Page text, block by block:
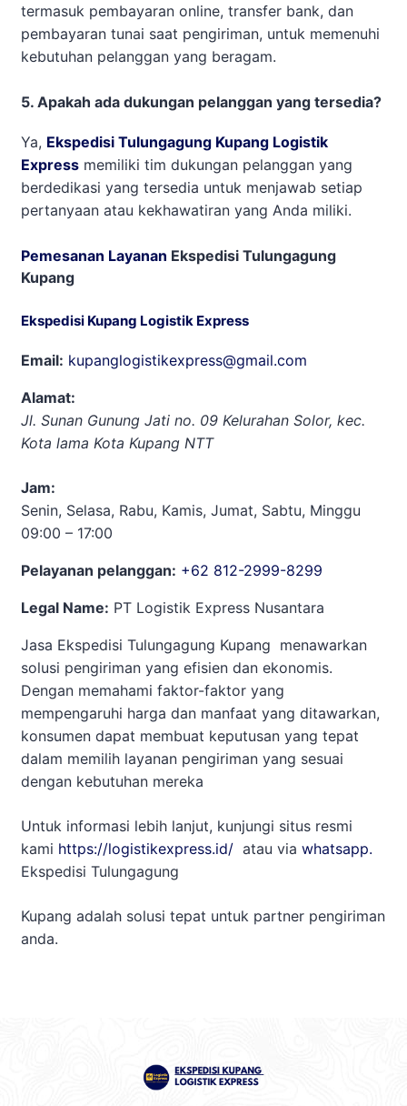
termasuk pembayaran online, transfer bank, dan
pembayaran tunai saat pengiriman, untuk memenuhi
kebutuhan pelanggan yang beragam.
5. Apakah ada dukungan pelanggan yang tersedia?
Ya, Ekspedisi Tulungagung Kupang Logistik
Express memiliki tim dukungan pelanggan yang
berdedikasi yang tersedia untuk menjawab setiap
pertanyaan atau kekhawatiran yang Anda miliki.
Pemesanan Layanan Ekspedisi Tulungagung
Kupang
Ekspedisi Kupang Logistik Express
Email: kupanglogistikexpress@gmail.com
Alamat:
Jl. Sunan Gunung Jati no. 09 Kelurahan Solor, kec.
Kota lama Kota Kupang NTT
Jam:
Senin, Selasa, Rabu, Kamis, Jumat, Sabtu, Minggu
09:00 – 17:00
Pelayanan pelanggan: +62 812-2999-8299
Legal Name: PT Logistik Express Nusantara
Jasa Ekspedisi Tulungagung Kupang menawarkan
solusi pengiriman yang efisien dan ekonomis.
Dengan memahami faktor-faktor yang
mempengaruhi harga dan manfaat yang ditawarkan,
konsumen dapat membuat keputusan yang tepat
dalam memilih layanan pengiriman yang sesuai
dengan kebutuhan mereka
Untuk informasi lebih lanjut, kunjungi situs resmi
kami https://logistikexpress.id/ atau via whatsapp.
Ekspedisi Tulungagung
Kupang adalah solusi tepat untuk partner pengiriman
anda.